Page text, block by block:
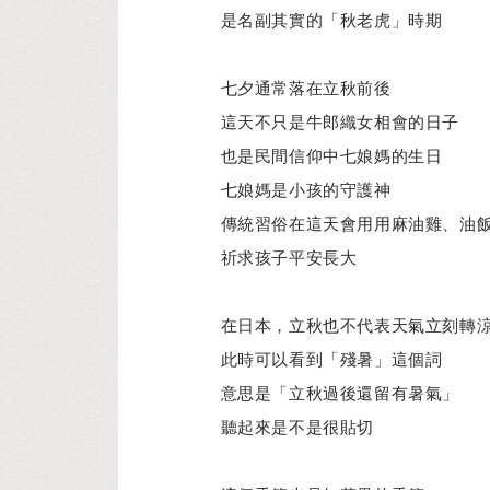
是名副其實的「秋老虎」時期
七夕通常落在立秋前後
這天不只是牛郎織女相會的日子
也是民間信仰中七娘媽的生日
七娘媽是小孩的守護神
傳統習俗在這天會用用麻油雞、油
祈求孩子平安長大
在日本，立秋也不代表天氣立刻轉
此時可以看到「殘暑」這個詞
意思是「立秋過後還留有暑氣」
聽起來是不是很貼切